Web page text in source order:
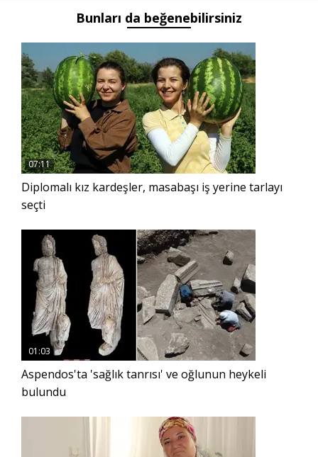
Bunları da beğenebilirsiniz
07:11
Diplomalı kız kardeşler, masabaşı iş yerine tarlayı
seçti
01:03
Aspendos'ta 'sağlık tanrısı' ve oğlunun heykeli
bulundu